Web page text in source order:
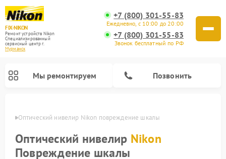
FIX-NIKON
Ремонт устройств Nikon
Специализированный
cервисный центр г.
Мурманск
+7 (800) 301-55-83
Ежедневно, с 10:00 до 20:00
+7 (800) 301-55-83
Звонок бесплатный по РФ
Мы ремонтируем Позвонить
Оптический нивелир Nikon повреждение шкалы
Оптический нивелир Nikon
Повреждение шкалы